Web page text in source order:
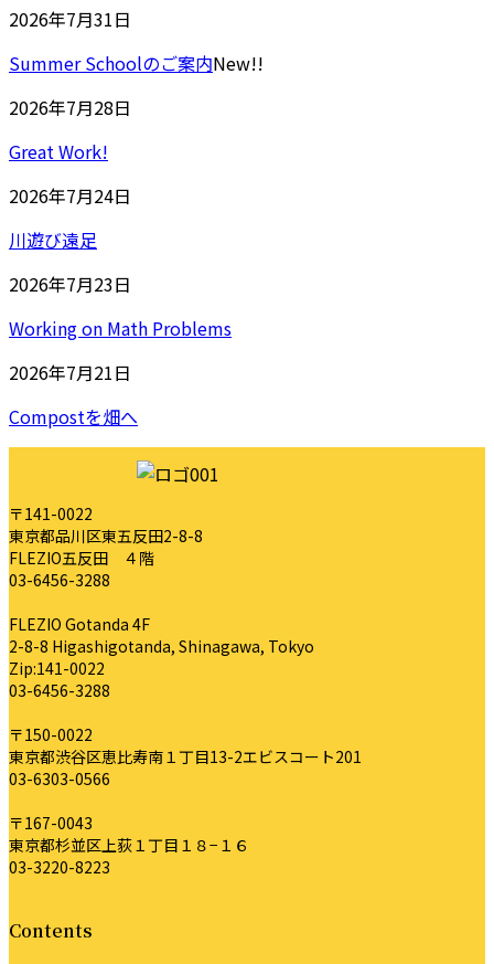
2026年7月31日
Summer Schoolのご案内New!!
2026年7月28日
Great Work!
2026年7月24日
川遊び遠足
2026年7月23日
Working on Math Problems
2026年7月21日
Compostを畑へ
〒141-0022
東京都品川区東五反田2-8-8
FLEZIO五反田 ４階
03-6456-3288
FLEZIO Gotanda 4F
2-8-8 Higashigotanda, Shinagawa, Tokyo
Zip:141-0022
03-6456-3288
〒150-0022
東京都渋谷区恵比寿南１丁目13-2エビスコート201
03-6303-0566
〒167-0043
東京都杉並区上荻１丁目１８−１６
03-3220-8223
Contents